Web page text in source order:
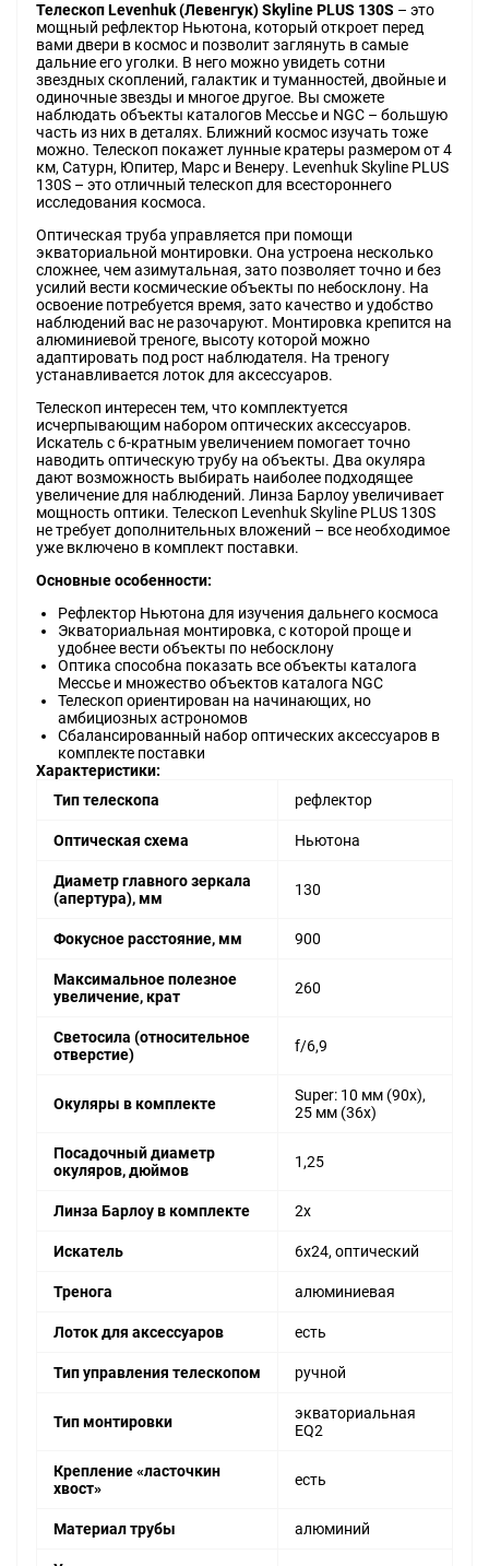
Телескоп Levenhuk (Левенгук) Skyline PLUS 130S – это
мощный рефлектор Ньютона, который откроет перед
вами двери в космос и позволит заглянуть в самые
дальние его уголки. В него можно увидеть сотни
звездных скоплений, галактик и туманностей, двойные и
одиночные звезды и многое другое. Вы сможете
наблюдать объекты каталогов Мессье и NGC – большую
часть из них в деталях. Ближний космос изучать тоже
можно. Телескоп покажет лунные кратеры размером от 4
км, Сатурн, Юпитер, Марс и Венеру. Levenhuk Skyline PLUS
130S – это отличный телескоп для всестороннего
исследования космоса.
Оптическая труба управляется при помощи
экваториальной монтировки. Она устроена несколько
сложнее, чем азимутальная, зато позволяет точно и без
усилий вести космические объекты по небосклону. На
освоение потребуется время, зато качество и удобство
наблюдений вас не разочаруют. Монтировка крепится на
алюминиевой треноге, высоту которой можно
адаптировать под рост наблюдателя. На треногу
устанавливается лоток для аксессуаров.
Телескоп интересен тем, что комплектуется
исчерпывающим набором оптических аксессуаров.
Искатель с 6-кратным увеличением помогает точно
наводить оптическую трубу на объекты. Два окуляра
дают возможность выбирать наиболее подходящее
увеличение для наблюдений. Линза Барлоу увеличивает
мощность оптики. Телескоп Levenhuk Skyline PLUS 130S
не требует дополнительных вложений – все необходимое
уже включено в комплект поставки.
Основные особенности:
Рефлектор Ньютона для изучения дальнего космоса
Экваториальная монтировка, с которой проще и
удобнее вести объекты по небосклону
Оптика способна показать все объекты каталога
Мессье и множество объектов каталога NGC
Телескоп ориентирован на начинающих, но
амбициозных астрономов
Сбалансированный набор оптических аксессуаров в
комплекте поставки
Характеристики:
Тип телескопа
рефлектор
Оптическая схема Ньютона
Диаметр главного зеркала
(апертура), мм
130
Фокусное расстояние, мм 900
Максимальное полезное
увеличение, крат
260
Светосила (относительное
отверстие)
f/6,9
Окуляры в комплекте
Super: 10 мм (90х),
25 мм (36х)
Посадочный диаметр
окуляров, дюймов
1,25
Линза Барлоу в комплекте 2x
Искатель 6x24, оптический
Тренога алюминиевая
Лоток для аксессуаров есть
Тип управления телескопом ручной
Тип монтировки
экваториальная
EQ2
Крепление «ласточкин
хвост»
есть
Материал трубы алюминий